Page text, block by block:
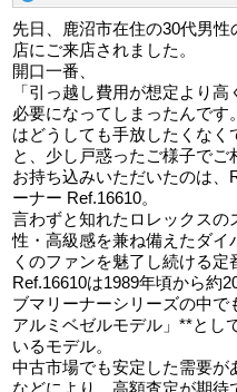
先日、鹿沼市在住の30代男
店にご来店されました。
開口一番、
「引っ越し費用が想定より
必要になってしまったんで
はどうしても手放したくなく
と、少し戸惑ったご様子でご
お持ち込みいただいたのは、
ーナー Ref.16610。
言わずと知れたロレックスの
性・高級感を兼ね備えたダイ
くのファンを魅了し続ける定
Ref.16610は1989年頃から約
ブマリーナーシリーズの中
アルミベゼルモデル」**とし
いるモデル。
中古市場でも安定した需要
などにより、高額査定が期待